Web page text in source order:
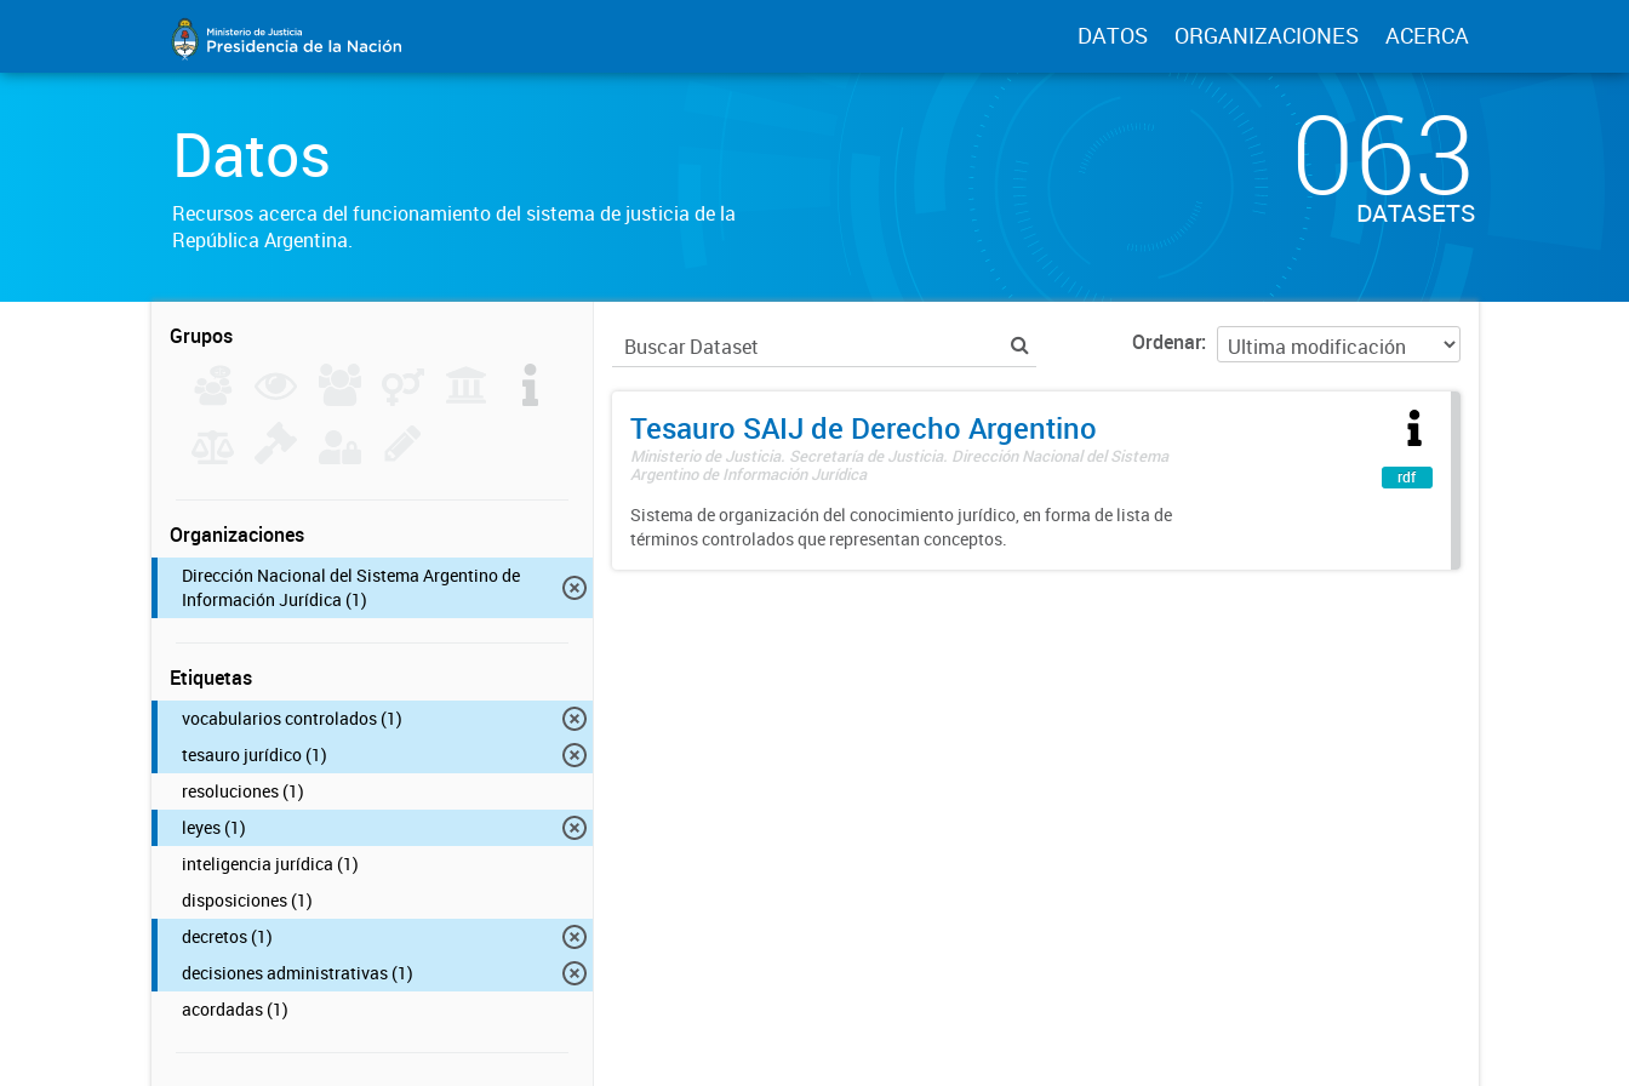
DATOS ORGANIZACIONES ACERCA
Datos
Recursos acerca del funcionamiento del sistema de justicia de la
República Argentina.
063
DATASETS
Grupos
Organizaciones
Dirección Nacional del Sistema Argentino de
Información Jurídica (1)
Etiquetas
vocabularios controlados (1)
tesauro jurídico (1)
resoluciones (1)
leyes (1)
inteligencia jurídica (1)
disposiciones (1)
decretos (1)
decisiones administrativas (1)
acordadas (1)
Ordenar
Tesauro SAIJ de Derecho Argentino
Ministerio de Justicia. Secretaría de Justicia. Dirección Nacional del Sistema
Argentino de Información Jurídica
Sistema de organización del conocimiento jurídico, en forma de lista de
términos controlados que representan conceptos.
rdf